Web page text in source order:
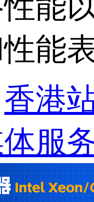
能
能
香港
服